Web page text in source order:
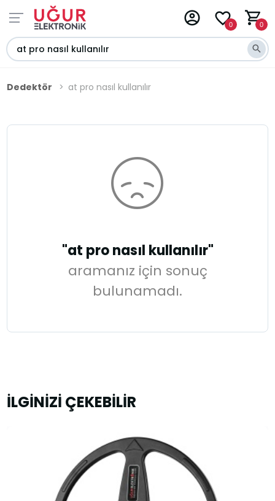
0 0
Dedektör at pro nasıl kullanılır
"at pro nasıl kullanılır"
aramanız için sonuç
bulunamadı.
İLGİNİZİ ÇEKEBİLİR